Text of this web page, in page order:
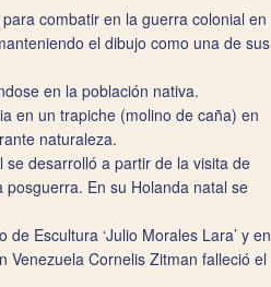
combatir en la guerra colonial en
el dibujo como una de sus
en la población nativa.
en un trapiche (molino de caña) en
naturaleza.
desarrolló a partir de la visita de
En su Holanda natal se
Escultura ‘Julio Morales Lara’ y en
Venezuela Cornelis Zitman falleció el